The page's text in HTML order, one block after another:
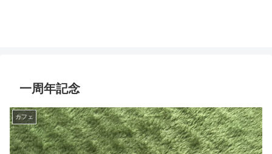
一周年記念
カフェ